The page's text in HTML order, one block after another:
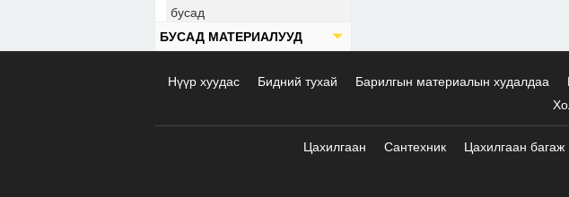
бусад
БУСАД МАТЕРИАЛУУД
Нүүр хуудас Бидний тухай Барилгын материалын худалдаа
Цахилгаан Сантехник Цахилгаан багаж